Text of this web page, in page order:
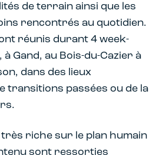
de terrain ainsi que les
rencontrés au quotidien.
réunis durant 4 week-
Gand, au Bois-du-Cazier à
dans des lieux
transitions passées ou de la
très riche sur le plan humain
sont ressorties